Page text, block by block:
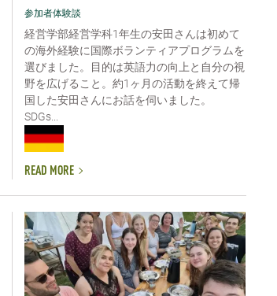
参加者体験談
経営学部経営学科1年生の安田さんは初めて
の海外経験に国際ボランティアプログラムを
選びました。目的は英語力の向上と自分の視
野を広げること。約1ヶ月の活動を終えて帰
国した安田さんにお話を伺いました。
SDGs...
READ MORE